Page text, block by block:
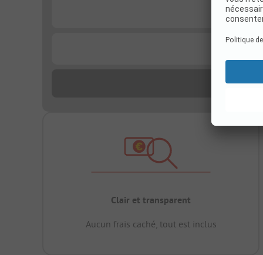
Clair et transparent
Aucun frais caché, tout est inclus